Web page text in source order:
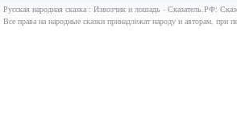
Русская народная сказка : Извозчик и лошадь - Сказатель.РФ:
Все права на народные сказки принадлежат народу и авторам, при